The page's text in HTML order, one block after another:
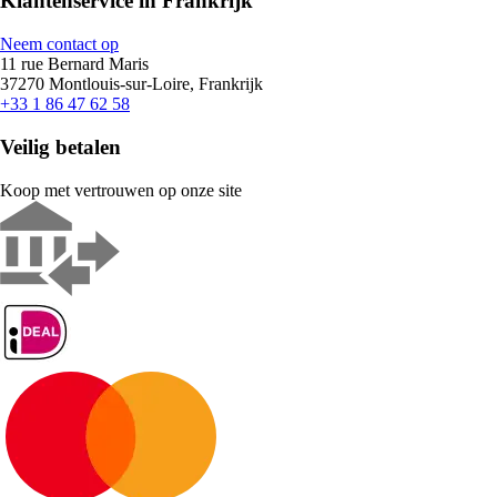
Neem contact op
11 rue Bernard Maris
37270 Montlouis-sur-Loire, Frankrijk
+33 1 86 47 62 58
Veilig betalen
Koop met vertrouwen op onze site